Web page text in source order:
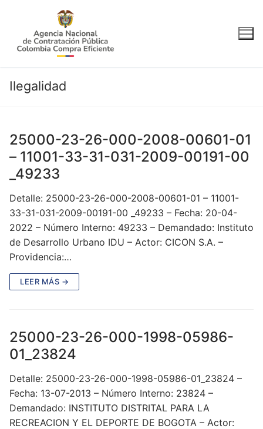
contenido
Ilegalidad
25000-23-26-000-2008-00601-01
– 11001-33-31-031-2009-00191-00
_49233
Detalle: 25000-23-26-000-2008-00601-01 – 11001-
33-31-031-2009-00191-00 _49233 – Fecha: 20-04-
2022 – Número Interno: 49233 – Demandado: Instituto
de Desarrollo Urbano IDU – Actor: CICON S.A. –
Providencia:…
LEER MÁS →
25000-23-26-000-1998-05986-
01_23824
Detalle: 25000-23-26-000-1998-05986-01_23824 –
Fecha: 13-07-2013 – Número Interno: 23824 –
Demandado: INSTITUTO DISTRITAL PARA LA
RECREACION Y EL DEPORTE DE BOGOTA – Actor: